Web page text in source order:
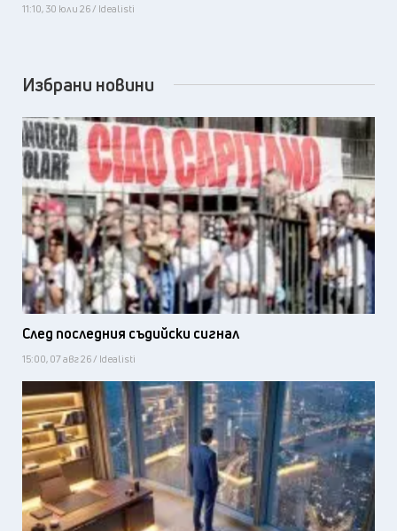
11:10, 30 юли 26 / Idealisti
Избрани новини
След последния съдийски сигнал
15:00, 07 авг 26 / Idealisti